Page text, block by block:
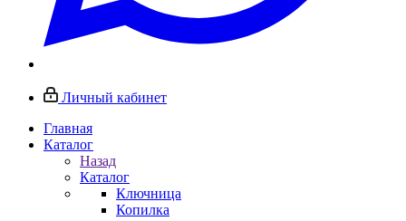
Личный кабинет
Главная
Каталог
Назад
Каталог
Ключница
Копилка